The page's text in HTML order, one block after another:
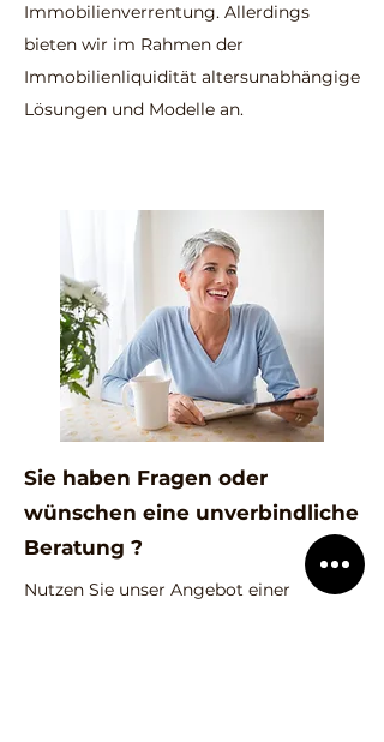
Immobilienverrentung. Allerdings
bieten wir im Rahmen der
Immobilienliquidität altersunabhängige
Lösungen und Modelle an.
Sie haben Fragen oder
wünschen eine unverbindliche
Beratung ?
Nutzen Sie unser Angebot einer